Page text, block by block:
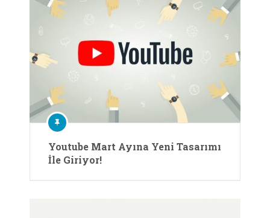
Youtube Mart Ayına Yeni Tasarımı
İle Giriyor!